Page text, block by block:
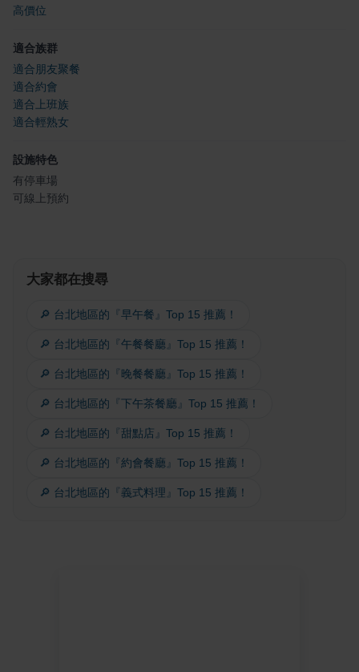
高價位
適合族群
適合朋友聚餐
適合約會
適合上班族
適合輕熟女
設施特色
有停車場
可線上預約
大家都在搜尋
🔎 台北地區的『早午餐』Top 15 推薦！
🔎 台北地區的『午餐餐廳』Top 15 推薦！
🔎 台北地區的『晚餐餐廳』Top 15 推薦！
🔎 台北地區的『下午茶餐廳』Top 15 推薦！
🔎 台北地區的『甜點店』Top 15 推薦！
🔎 台北地區的『約會餐廳』Top 15 推薦！
🔎 台北地區的『義式料理』Top 15 推薦！